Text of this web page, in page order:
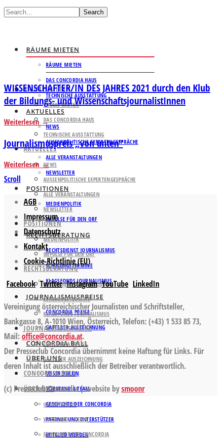
Search
RÄUME MIETEN
RÄUME MIETEN
DAS CONCORDIA HAUS
TECHNISCHE AUSSTATTUNG
AKTUELLES
NEWS
AUSSENPOLITISCHE EXPERTENGESPRÄCHE
ALLE VERANSTALTUNGEN
NEWSLETTER
POSITIONEN
MEDIENPOLITIK
IMPULSE FÜR DEN ORF
RECHTSBERATUNG
RECHTSDIENST JOURNALISMUS
SCHULUNGSTERMINE
KLAGSFONDS JOURNALISMUS
JOURNALISMUSPREISE
CONCORDIA PREISE
GATTERER AUSZEICHNUNG
CONCORDIA BALL
ÜBER UNS
UNSER VEREIN
VORSTAND & TEAM
GESCHICHTE DER CONCORDIA
PARTNER UND UNTERSTÜTZER
MITGLIED WERDEN
RÄUME MIETEN
RÄUME MIETEN
DAS CONCORDIA HAUS
TECHNISCHE AUSSTATTUNG
AKTUELLES
NEWS
AUSSENPOLITISCHE EXPERTENGESPRÄCHE
ALLE VERANSTALTUNGEN
NEWSLETTER
POSITIONEN
MEDIENPOLITIK
IMPULSE FÜR DEN ORF
RECHTSBERATUNG
RECHTSDIENST JOURNALISMUS
SCHULUNGSTERMINE
KLAGSFONDS JOURNALISMUS
JOURNALISMUSPREISE
CONCORDIA PREISE
GATTERER AUSZEICHNUNG
CONCORDIA BALL
ÜBER UNS
UNSER VEREIN
VORSTAND & TEAM
GESCHICHTE DER CONCORDIA
WISSENSCHAFTER/IN DES JAHRES 2021 durch den Klub
der Bildungs- und WissenschaftsjournalistInnen
Weiterlesen
Journalismuspreis „von unten“
Weiterlesen
Scroll
AGB
Impressum
Datenschutz
Kontakt
Cookie-Richtlinie (EU)
Facebook Twitter Instagram YouTube LinkedIn
Vereinigung österreichischer Journalisten und Schriftsteller,
Bankgasse 8, A-1010 Wien, Österreich, Telefon: (+43) 1 533 85 73,
Mail:office@concordia.at.
Der Presseclub Concordia übernimmt keine Haftung für Links. Für
deren Inhalt ist ausschließlich der Betreiber verantwortlich.
(c) Presseclub Concordia | website bysmoonr